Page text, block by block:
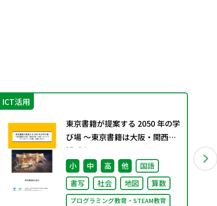
ICT活用
東京書籍が提案する 2050 年の学
び場 ～東京書籍は大阪・関西万
博「大阪ヘルスケア パビリオ
ン」に出展・協賛します～
小 中 高 他
国語
書写
社会 地図 算数
プログラミング教育・STEAM教育